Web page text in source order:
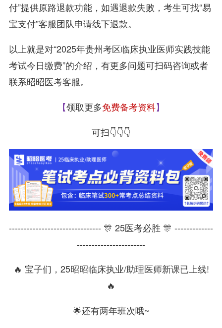
付”提供原路退款功能，如遇退款失败，考生可找“易
宝支付”客服团队申请线下退款。
以上就是对“2025年贵州考区临床执业医师实践技能
考试今日缴费”的介绍，有更多问题可扫码咨询或者
联系昭昭医考客服。
【领取更多免费备考资料】
可扫👇👇👇
------------------------------- 🎊 25医考必胜 🎊 -------------
-----------------------
🔥 宝子们，25昭昭临床执业/助理医师新课已上线!
🔥
🌟还有两年班次哦~